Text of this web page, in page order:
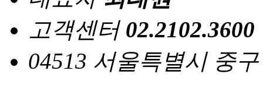
고객센터 02.2102.3600
04513 서울특별시 중